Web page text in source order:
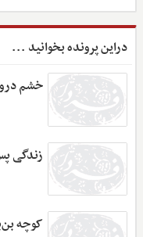
دراین پرونده بخوانید ...
خشم
زندگی
کوچه